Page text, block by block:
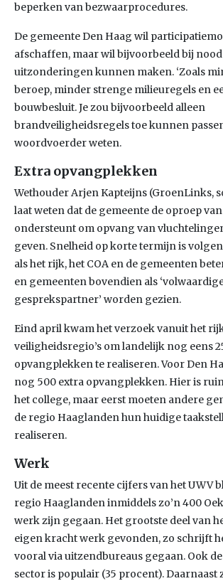
beperken van bezwaarprocedures.
De gemeente Den Haag wil
afschaffen, maar wil bijvoorbeeld bij
uitzonderingen kunnen maken. ‘Zoals
beroep, minder strenge milieuregels en
bouwbesluit. Je zou bijvoorbeeld alleen
brandveiligheidsregels toe kunnen
woordvoerder weten.
Extra opvangplekken
Wethouder Arjen Kapteijns (GroenLinks,
laat weten dat de gemeente de oproep van
ondersteunt om opvang van
geven. Snelheid op korte termijn is
als het rijk, het COA en de gemeenten
en gemeenten bovendien als
gesprekspartner’ worden gezien.
Eind april kwam het verzoek vanuit het
veiligheidsregio’s om landelijk nog eens
opvangplekken te realiseren. Voor Den
nog 500 extra opvangplekken. Hier is
het college, maar eerst moeten andere
de regio Haaglanden hun huidige
realiseren.
Werk
Uit de meest recente cijfers van het UWV
regio Haaglanden inmiddels zo’n 400
werk zijn gegaan. Het grootste deel van
eigen kracht werk gevonden, zo schrijft
vooral via uitzendbureaus gegaan. Ook
sector is populair (35 procent). Daarnaast